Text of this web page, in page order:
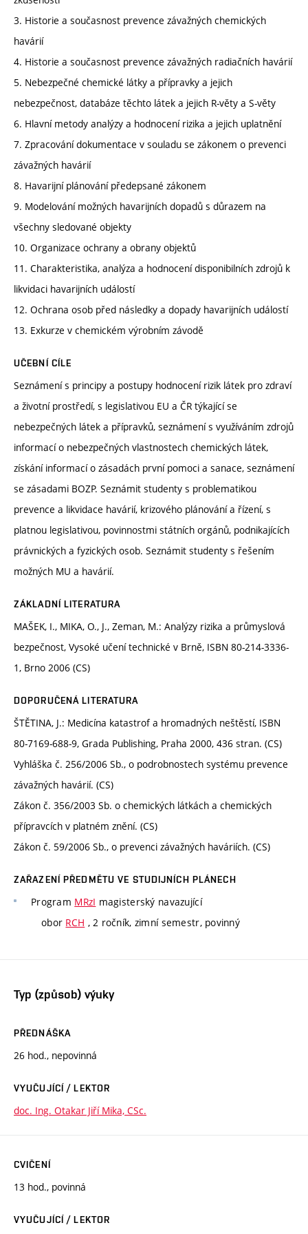
3. Historie a současnost prevence závažných chemických
havárií
4. Historie a současnost prevence závažných radiačních havárií
5. Nebezpečné chemické látky a přípravky a jejich
nebezpečnost, databáze těchto látek a jejich R-věty a S-věty
6. Hlavní metody analýzy a hodnocení rizika a jejich uplatnění
7. Zpracování dokumentace v souladu se zákonem o prevenci
závažných havárií
8. Havarijní plánování předepsané zákonem
9. Modelování možných havarijních dopadů s důrazem na
všechny sledované objekty
10. Organizace ochrany a obrany objektů
11. Charakteristika, analýza a hodnocení disponibilních zdrojů k
likvidaci havarijních událostí
12. Ochrana osob před následky a dopady havarijních událostí
13. Exkurze v chemickém výrobním závodě
UČEBNÍ CÍLE
Seznámení s principy a postupy hodnocení rizik látek pro zdraví
a životní prostředí, s legislativou EU a ČR týkající se
nebezpečných látek a přípravků, seznámení s využíváním zdrojů
informací o nebezpečných vlastnostech chemických látek,
získání informací o zásadách první pomoci a sanace, seznámení
se zásadami BOZP. Seznámit studenty s problematikou
prevence a likvidace havárií, krizového plánování a řízení, s
platnou legislativou, povinnostmi státních orgánů, podnikajících
právnických a fyzických osob. Seznámit studenty s řešením
možných MU a havárií.
ZÁKLADNÍ LITERATURA
MAŠEK, I., MIKA, O., J., Zeman, M.: Analýzy rizika a průmyslová
bezpečnost, Vysoké učení technické v Brně, ISBN 80-214-3336-
1, Brno 2006 (CS)
DOPORUČENÁ LITERATURA
ŠTĚTINA, J.: Medicína katastrof a hromadných neštěstí, ISBN
80-7169-688-9, Grada Publishing, Praha 2000, 436 stran. (CS)
Vyhláška č. 256/2006 Sb., o podrobnostech systému prevence
závažných havárií. (CS)
Zákon č. 356/2003 Sb. o chemických látkách a chemických
přípravcích v platném znění. (CS)
Zákon č. 59/2006 Sb., o prevenci závažných haváriích. (CS)
ZAŘAZENÍ PŘEDMĚTU VE STUDIJNÍCH PLÁNECH
Program MRzI magisterský navazující
obor RCH , 2 ročník, zimní semestr, povinný
Typ (způsob) výuky
PŘEDNÁŠKA
26 hod., nepovinná
VYUČUJÍCÍ / LEKTOR
doc. Ing. Otakar Jiří Mika, CSc.
CVIČENÍ
13 hod., povinná
VYUČUJÍCÍ / LEKTOR